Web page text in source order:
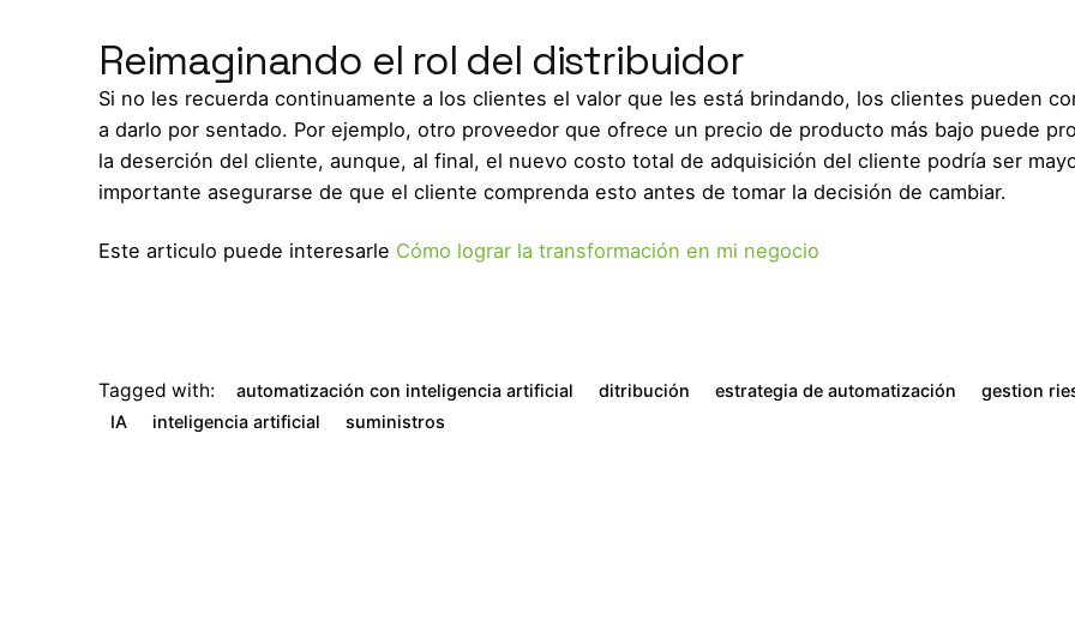
Reimaginando el rol del distribuidor
Si no les recuerda continuamente a los clientes el valor que les está brindando, los clientes pueden
a darlo por sentado. Por ejemplo, otro proveedor que ofrece un precio de producto más bajo puede
la deserción del cliente, aunque, al final, el nuevo costo total de adquisición del cliente podría ser
importante asegurarse de que el cliente comprenda esto antes de tomar la decisión de cambiar.
Este articulo puede interesarle Cómo lograr la transformación en mi negocio
Tagged with: automatización con inteligencia artificial ditribución estrategia de automatización
gestion
IA
inteligencia artificial suministros